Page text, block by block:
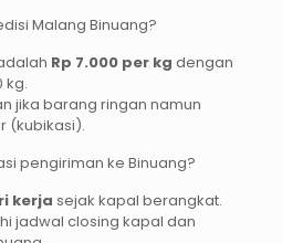
Malang Binuang?
Rp 7.000 per kg dengan
kg.
jika barang ringan namun
(kubikasi).
pengiriman ke Binuang?
kerja sejak kapal berangkat.
jadwal closing kapal dan